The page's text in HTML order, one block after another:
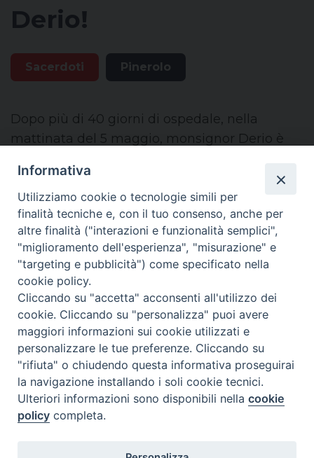
Derio!
Sacerdoti Pinerolo
Dopo più di 40 giorni di ospedale, nella
mattinata del 5 maggio, monsignor Derio è
guarito dal Covid19. Lo abbiamo accolto con ...
— Settimanale: VITA DIOCESANA PINORILESE
Condividi su facebook
Condividi su twitter
Link alla storia
Memoria delCovid ©2020
Privacy Policy
Informativa
Utilizziamo cookie o tecnologie simili per
finalità tecniche e, con il tuo consenso, anche per
altre finalità ("interazioni e funzionalità semplici",
"miglioramento dell'esperienza", "misurazione" e
"targeting e pubblicità") come specificato nella
cookie policy.
Cliccando su "accetta" acconsenti all'utilizzo dei
cookie. Cliccando su "personalizza" puoi avere
maggiori informazioni sui cookie utilizzati e
personalizzare le tue preferenze. Cliccando su
"rifiuta" o chiudendo questa informativa proseguirai
la navigazione installando i soli cookie tecnici.
Ulteriori informazioni sono disponibili nellacookie
policy completa.